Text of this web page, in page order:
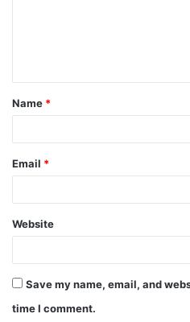
t
*
Name *
Email *
Website
Save my name, email, and
time I comment.